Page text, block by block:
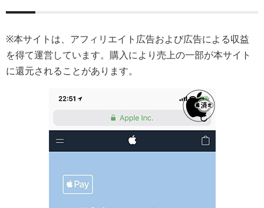
※本サイトは、アフィリエイト広告および広告による収益
を得て運営しています。購入により売上の一部が本サイト
に還元されることがあります。